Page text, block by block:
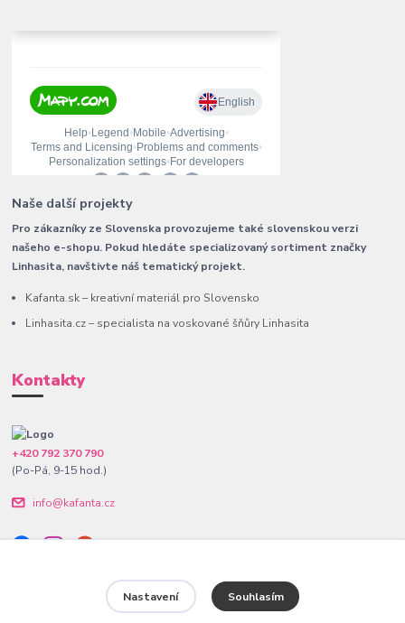
Naše další projekty
Pro zákazníky ze Slovenska provozujeme také slovenskou verzi
našeho e-shopu. Pokud hledáte specializovaný sortiment značky
Linhasita, navštivte náš tematický projekt.
Kafanta.sk – kreativní materiál pro Slovensko
Linhasita.cz – specialista na voskované šňůry Linhasita
Kontakty
+420 792 370 790
(Po-Pá, 9-15 hod.)
info@kafanta.cz
Nastavení Souhlasím